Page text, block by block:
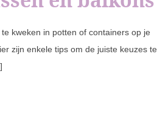
kweken in potten of containers op je
zijn enkele tips om de juiste keuzes te